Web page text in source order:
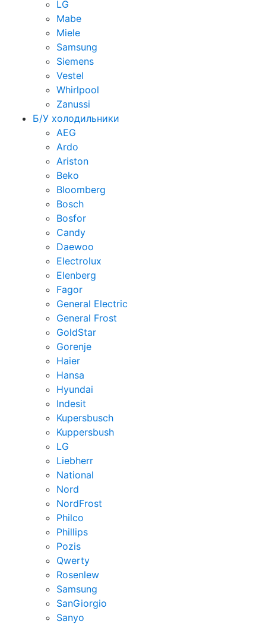
LG
Mabe
Miele
Samsung
Siemens
Vestel
Whirlpool
Zanussi
Б/У холодильники
AEG
Ardo
Ariston
Beko
Bloomberg
Bosch
Bosfor
Candy
Daewoo
Electrolux
Elenberg
Fagor
General Electric
General Frost
GoldStar
Gorenje
Haier
Hansa
Hyundai
Indesit
Kupersbusch
Kuppersbush
LG
Liebherr
National
Nord
NordFrost
Philco
Phillips
Pozis
Qwerty
Rosenlew
Samsung
SanGiorgio
Sanyo